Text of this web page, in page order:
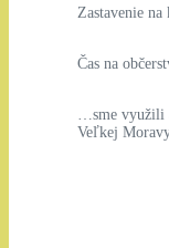
Zastavenie
Čas na
…sme využili
Veľkej